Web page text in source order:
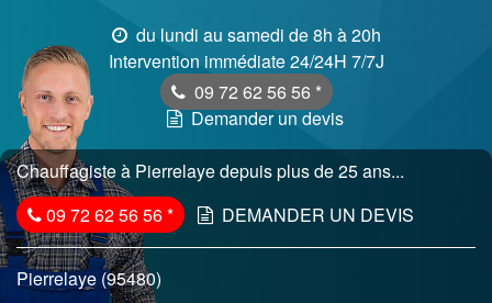
du lundi au samedi de 8h à 20h
Intervention immédiate 24/24H 7/7J
09 72 62 56 56 *
Demander un devis
Chauffagiste à Pierrelaye depuis plus de 25 ans...
09 72 62 56 56* DEMANDER UN DEVIS
Pierrelaye (95480)